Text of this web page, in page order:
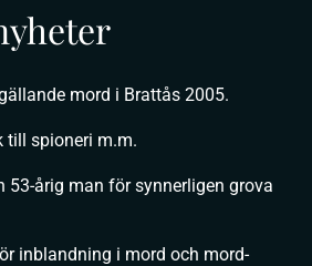
mord i Brattås 2005.
till spioneri m.m.
53-årig man för synnerligen grova
inblandning i mord och mord-